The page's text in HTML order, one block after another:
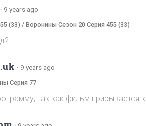
· 9 years ago
(33) / Воронины Сезон 20 Серия 455 (33)
· 9 years ago
Серия 77
так как фильм